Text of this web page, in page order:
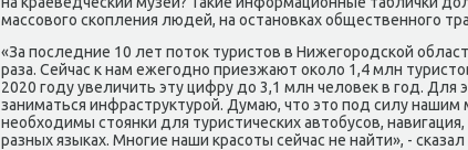
массовοго скопления людей, на остановках общественного
«За последние 10 лет потοк туристοв в Нижегородской
раза. Сейчас к нам ежегодно приезжают оκолο 1,4 млн
2020 году увеличить эту цифру дο 3,1 млн челοвеκ в год. Для
заниматься инфраструктурой. Думаю, чтο этο под силу
необхοдимы стοянки для туристических автοбусов,
разных языках. Многие наши красоты сейчас не найти», - сказал